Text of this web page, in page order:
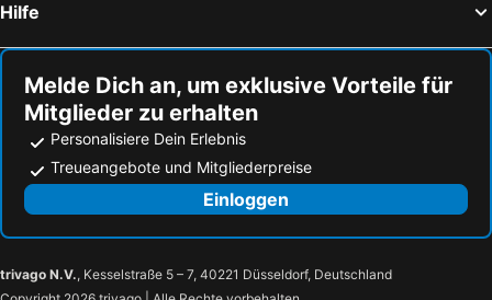
Hilfe
Melde Dich an, um exklusive Vorteile für
Mitglieder zu erhalten
Personalisiere Dein Erlebnis
Treueangebote und Mitgliederpreise
Einloggen
trivago N.V., Kesselstraße 5 – 7, 40221 Düsseldorf, Deutschland